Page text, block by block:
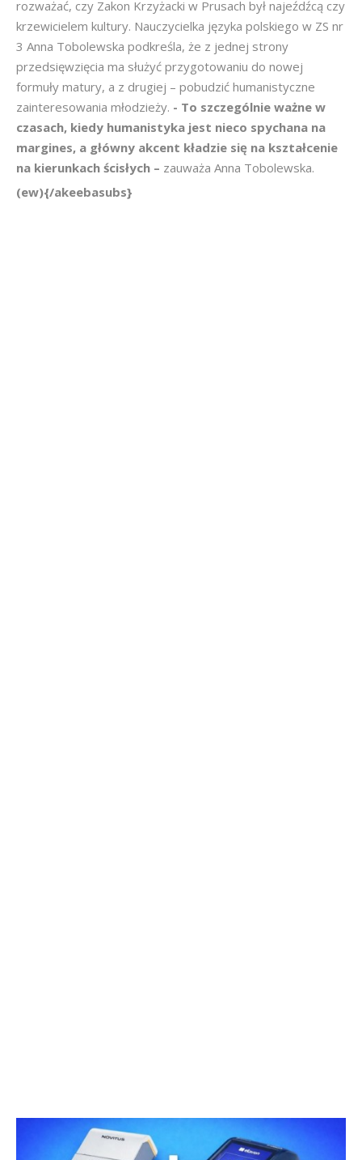
rozważać, czy Zakon Krzyżacki w Prusach był najeźdźcą czy
krzewicielem kultury. Nauczycielka języka polskiego w ZS nr
3 Anna Tobolewska podkreśla, że z jednej strony
przedsięwzięcia ma służyć przygotowaniu do nowej
formuły matury, a z drugiej – pobudzić humanistyczne
zainteresowania młodzieży. - To szczególnie ważne w
czasach, kiedy humanistyka jest nieco spychana na
margines, a główny akcent kładzie się na kształcenie
na kierunkach ścisłych – zauważa Anna Tobolewska.
(ew){/akeebasubs}